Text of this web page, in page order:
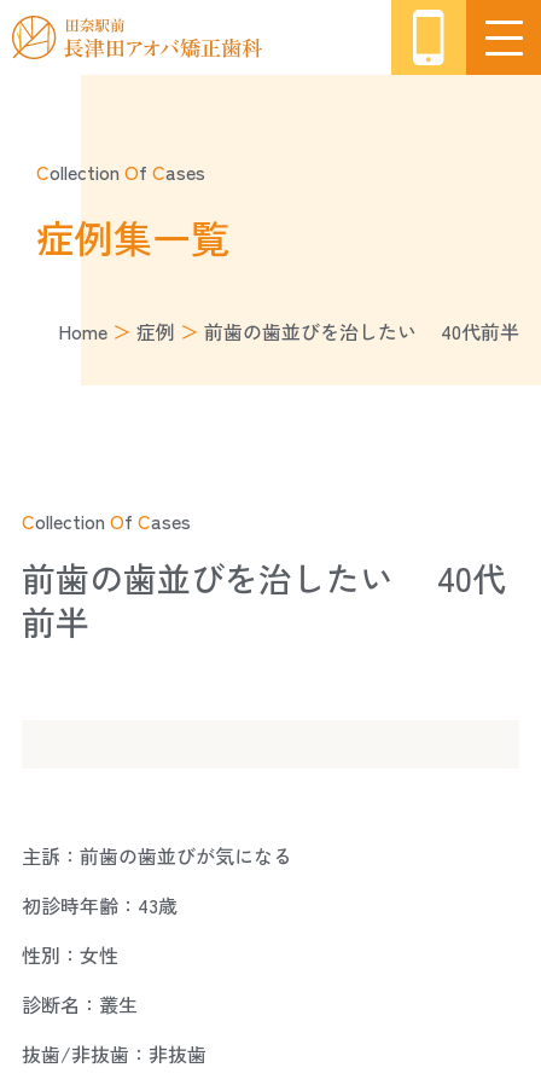
Collection Of Cases
症例集一覧
Home ＞症例 ＞前歯の歯並びを治したい 40代前半
Collection Of Cases
前歯の歯並びを治したい 40代
前半
主訴：前歯の歯並びが気になる
初診時年齢：43歳
性別：女性
診断名：叢生
抜歯/非抜歯：非抜歯